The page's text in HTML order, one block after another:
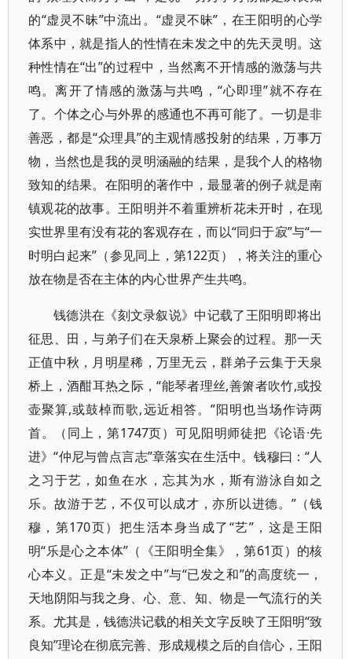
的“虚灵不昧”中流出。“虚灵不昧”，在王阳明的心学
体系中，就是指人的性情在未发之中的先天灵明。这
种性情在“出”的过程中，当然离不开情感的激荡与共
鸣。离开了情感的激荡与共鸣，“心即理”就不存在
了。个体之心与外界的感通也不再可能了。一切是非
善恶，都是“众理具”的主观情感投射的结果，万事万
物，当然也是我的灵明涵融的结果，是我个人的格物
致知的结果。在阳明的著作中，最显著的例子就是南
镇观花的故事。王阳明并不着重辨析花未开时，在现
实世界里有没有花的客观存在，而以“同归于寂”与“一
时明白起来”（参见同上，第122页），将关注的重心
放在物是否在主体的内心世界产生共鸣。
钱德洪在《刻文录叙说》中记载了王阳明即将出
征思、田，与弟子们在天泉桥上聚会的过程。那一天
正值中秋，月明星稀，万里无云，群弟子云集于天泉
桥上，酒酣耳热之际，“能琴者理丝,善箫者吹竹,或投
壶聚算,或鼓棹而歌,远近相答。”阳明也当场作诗两
首。（同上，第1747页）可见阳明师徒把《论语·先
进》“仲尼与曾点言志”章落实在生活中。钱穆曰：“人
之习于艺，如鱼在水，忘其为水，斯有游泳自如之
乐。故游于艺，不仅可以成才，亦所以进德。”（钱
穆，第170页）把生活本身当成了“艺”，这是王阳
明“乐是心之本体”（《王阳明全集》，第61页）的核
心本义。正是“未发之中”与“已发之和”的高度统一，
天地阴阳与我之身、心、意、知、物是一气流行的关
系。尤其是，钱德洪记载的相关文字反映了王阳明“致
良知”理论在彻底完善、形成规模之后的自信心，王阳